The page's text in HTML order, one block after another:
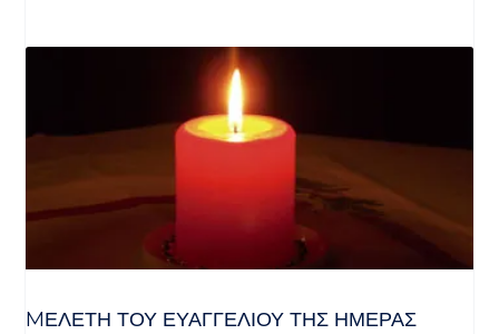
MΕΛΈΤΗ ΤΟΥ ΕΥΑΓΓΕΛΊΟΥ ΤΗΣ ΗΜΈΡΑΣ